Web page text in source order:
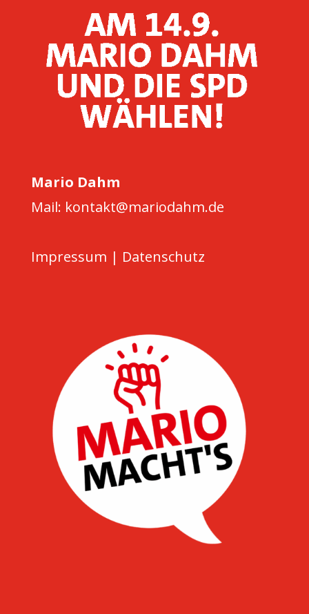
Mario Dahm
Mail: kontakt@mariodahm.de
Impressum | Datenschutz